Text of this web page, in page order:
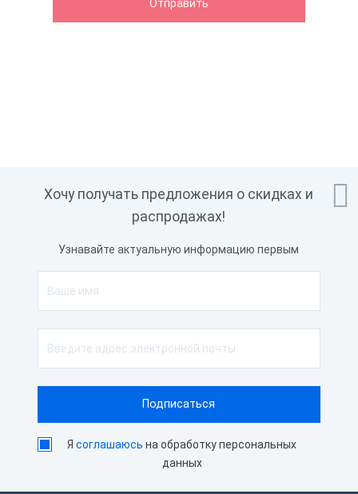

Хочу получать предложения о скидках и
распродажах!
Узнавайте актуальную информацию первым
Ясоглашаюсь на обработку персональных
данных